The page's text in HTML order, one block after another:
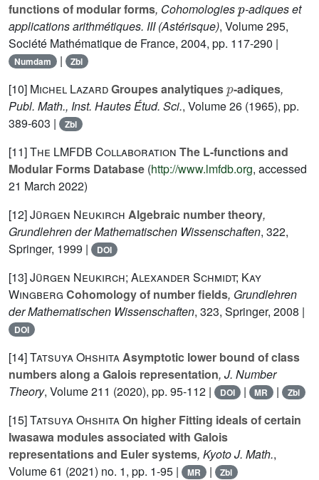
functions of modular forms, Cohomologies -adiques et
applications arithmétiques. III(Astérisque), Volume 295,
Société Mathématique de France, 2004, pp. 117-290 |
Numdam | Zbl
[10] Michel LazardGroupes analytiques -adiques,
Publ. Math., Inst. Hautes Étud. Sci., Volume 26 (1965), pp.
389-603 |
Zbl
[11]The LMFDB Collaboration The L-functions and
Modular Forms Database (http://www.lmfdb.org, accessed
21 March 2022)
[12]Jürgen Neukirch Algebraic number theory,
Grundlehren der Mathematischen Wissenschaften, 322,
Springer, 1999 |
DOI
[13]Jürgen Neukirch; Alexander Schmidt; Kay
Wingberg Cohomology of number fields, Grundlehren
der Mathematischen Wissenschaften, 323, Springer, 2008 |
DOI
[14]Tatsuya OhshitaAsymptotic lower bound of class
numbers along a Galois representation, J. Number
Theory, Volume 211 (2020), pp. 95-112 | DOI | MR | Zbl
[15]Tatsuya OhshitaOn higher Fitting ideals of certain
Iwasawa modules associated with Galois
representations and Euler systems, Kyoto J. Math.,
Volume 61 (2021) no. 1, pp. 1-95 | MR | Zbl